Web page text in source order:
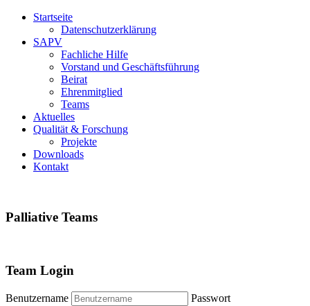
Startseite
Datenschutzerklärung
SAPV
Fachliche Hilfe
Vorstand und Geschäftsführung
Beirat
Ehrenmitglied
Teams
Aktuelles
Qualität & Forschung
Projekte
Downloads
Kontakt
Palliative Teams
Team Login
Benutzername
Passwort